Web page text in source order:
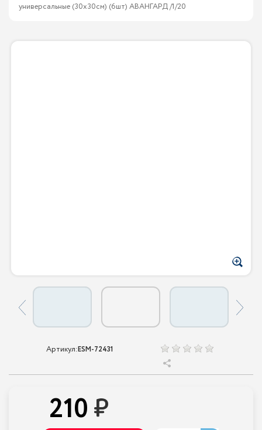
универсальные (30x30см) (6шт) АВАНГАРД /1/20
Артикул:ESM-72431
210